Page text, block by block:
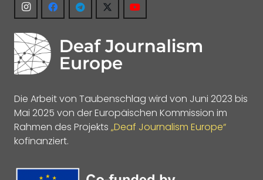
Die Arbeit von Taubenschlag wird von Juni 2023 bis
Mai 2025 von der Europäischen Kommission im
Rahmen des Projekts „Deaf Journalism Europe“
kofinanziert.